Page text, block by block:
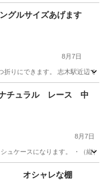
グルサイズあげます
8月7日
りにできます。 志木駅近辺で
ラグチュラル レース 中
8月7日
ュケースになります。 ・（縦
ゴ オシャレな棚